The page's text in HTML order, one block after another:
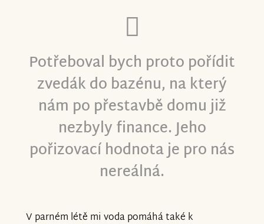
Potřeboval bych proto pořídit
zvedák do bazénu, na který
nám po přestavbě domu již
nezbyly finance. Jeho
pořizovací hodnota je pro nás
nereálná.
V parném létě mi voda pomáhá také k